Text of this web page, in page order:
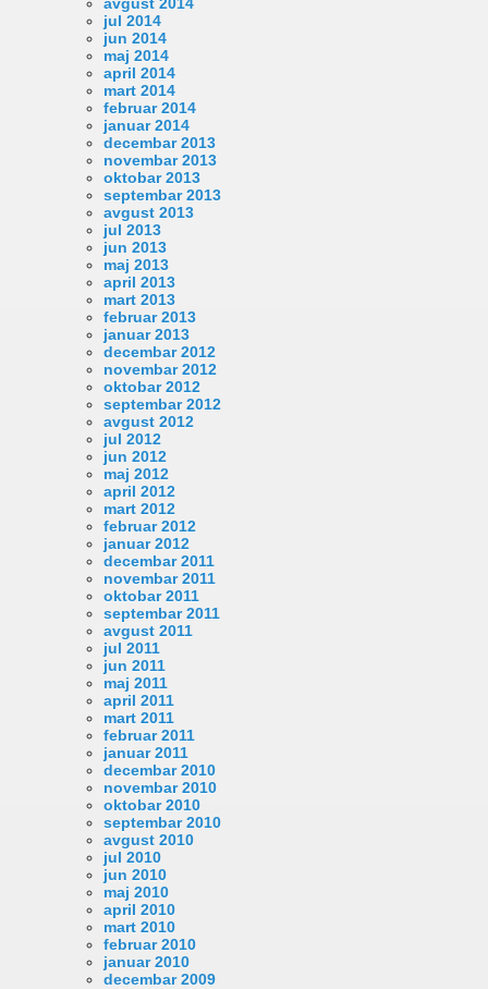
jul 2014
jun 2014
maj 2014
april 2014
mart 2014
februar 2014
januar 2014
decembar 2013
novembar 2013
oktobar 2013
septembar 2013
avgust 2013
jul 2013
jun 2013
maj 2013
april 2013
mart 2013
februar 2013
januar 2013
decembar 2012
novembar 2012
oktobar 2012
septembar 2012
avgust 2012
jul 2012
jun 2012
maj 2012
april 2012
mart 2012
februar 2012
januar 2012
decembar 2011
novembar 2011
oktobar 2011
septembar 2011
avgust 2011
jul 2011
jun 2011
maj 2011
april 2011
mart 2011
februar 2011
januar 2011
decembar 2010
novembar 2010
oktobar 2010
septembar 2010
avgust 2010
jul 2010
jun 2010
maj 2010
april 2010
mart 2010
februar 2010
januar 2010
decembar 2009